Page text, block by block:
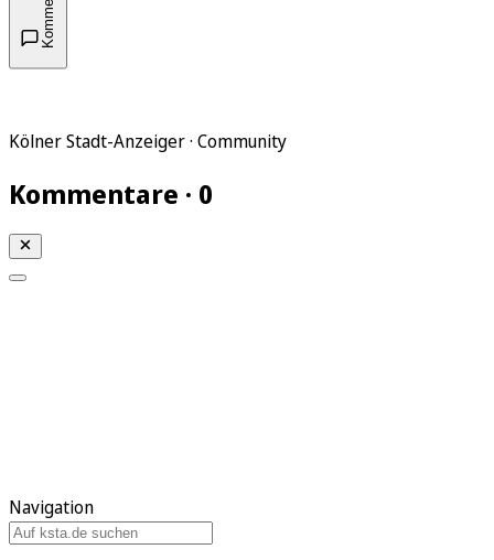
Kölner Stadt-Anzeiger · Community
Kommentare · 0
Navigation